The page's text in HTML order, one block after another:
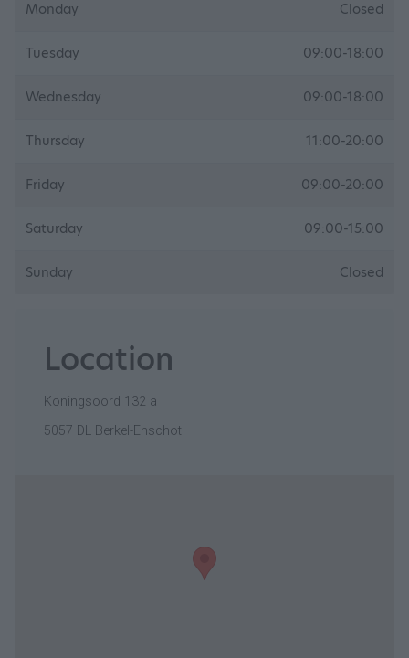
Monday Closed
Tuesday 09:00-18:00
Wednesday 09:00-18:00
Thursday 11:00-20:00
Friday 09:00-20:00
Saturday 09:00-15:00
Sunday Closed
Location
Koningsoord 132 a
5057 DL Berkel-Enschot